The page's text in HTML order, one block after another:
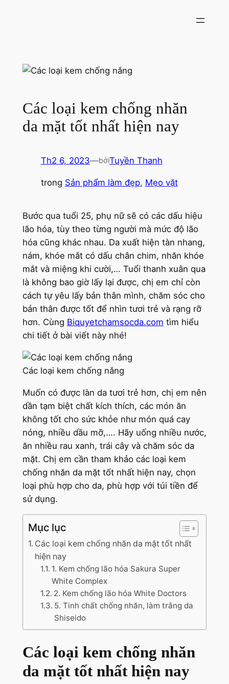
dung
Các loại kem chống nhăn
da mặt tốt nhất hiện nay
Th2 6, 2023—bởiTuyền Thanh
trong Sản phẩm làm đẹp, Mẹo vặt
Bước qua tuổi 25, phụ nữ sẽ có các dấu hiệu
lão hóa, tùy theo từng người mà mức độ lão
hóa cũng khác nhau. Da xuất hiện tàn nhang,
nám, khóe mắt có dấu chân chim, nhăn khóe
mắt và miệng khi cười,… Tuổi thanh xuân qua
là không bao giờ lấy lại được, chị em chỉ còn
cách tự yêu lấy bản thân mình, chăm sóc cho
bản thân được tốt để nhìn tươi trẻ và rạng rỡ
hơn. Cùng Biquyetchamsocda.com tìm hiểu
chi tiết ở bài viết này nhé!
Các loại kem chống nắng
Muốn có được làn da tươi trẻ hơn, chị em nên
dần tạm biệt chất kích thích, các món ăn
không tốt cho sức khỏe như món quá cay
nóng, nhiều dầu mỡ,…. Hãy uống nhiều nước,
ăn nhiều rau xanh, trái cây và chăm sóc da
mặt. Chị em cần tham khảo các loại kem
chống nhăn da mặt tốt nhất hiện nay, chọn
loại phù hợp cho da, phù hợp với túi tiền để
sử dụng.
Mục lục
Các loại kem chống nhăn da mặt tốt nhất
hiện nay
1. Kem chống lão hóa Sakura Super
White Complex
2. Kem chống lão hóa White Doctors
5. Tinh chất chống nhăn, làm trắng da
Shiseido
Các loại kem chống nhăn
da mặt tốt nhất hiện nay